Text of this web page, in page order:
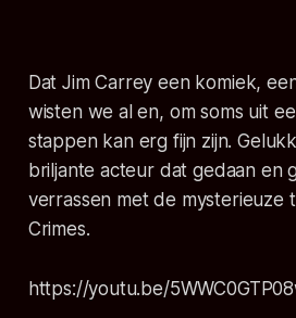
Dat Jim Carrey een komiek,
wisten we al en, om soms uit
stappen kan erg fijn zijn.
briljante acteur dat gedaan en
verrassen met de mysterieuze
Crimes.
https://youtu.be/